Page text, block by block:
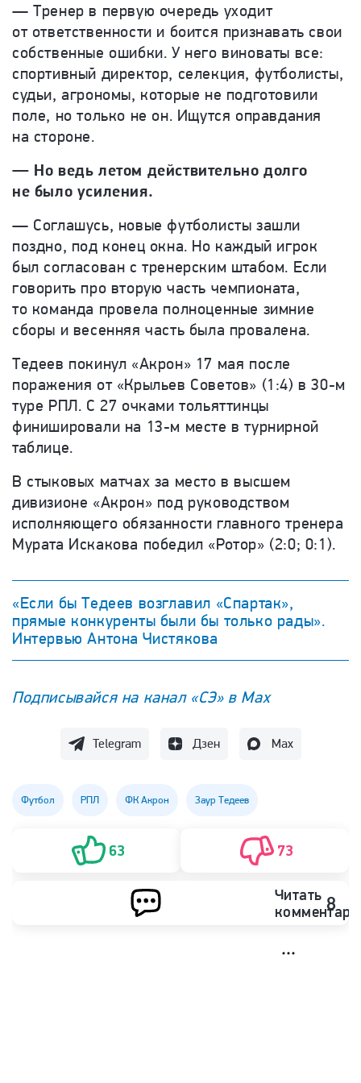
— Тренер в первую очередь уходит
от ответственности и боится признавать свои
собственные ошибки. У него виноваты все:
спортивный директор, селекция, футболисты,
судьи, агрономы, которые не подготовили
поле, но только не он. Ищутся оправдания
на стороне.
— Но ведь летом действительно долго
не было усиления.
— Соглашусь, новые футболисты зашли
поздно, под конец окна. Но каждый игрок
был согласован с тренерским штабом. Если
говорить про вторую часть чемпионата,
то команда провела полноценные зимние
сборы и весенняя часть была провалена.
Тедеев покинул «Акрон» 17 мая после
поражения от «Крыльев Советов» (1:4) в 30-м
туре РПЛ. С 27 очками тольяттинцы
финишировали на 13-м месте в турнирной
таблице.
В стыковых матчах за место в высшем
дивизионе «Акрон» под руководством
исполняющего обязанности главного тренера
Мурата Искакова победил «Ротор» (2:0; 0:1).
«Если бы Тедеев возглавил «Спартак»,
прямые конкуренты были бы только рады».
Интервью Антона Чистякова
Подписывайся на канал «СЭ» в Max
Telegram Дзен Max
Футбол РПЛ ФК Акрон Заур Тедеев
63 73
Читать 8